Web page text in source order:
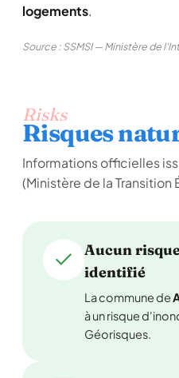
logements.
Source : SSMSI — Ministère de
Risks
Risques
Informations officielles
(Ministère de la Transition
Aucun
identifié
La commune de
à un risque
Géorisques.